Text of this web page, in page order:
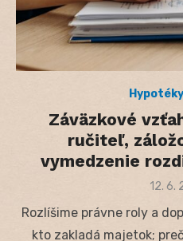
Záväzkové
ručiteľ,
vymedzenie
12. 6.
Rozlíšime právne roly a
kto zakladá majetok;